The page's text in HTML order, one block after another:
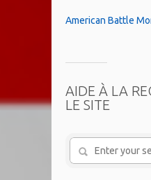
American Battle
AIDE À LA
LE SITE